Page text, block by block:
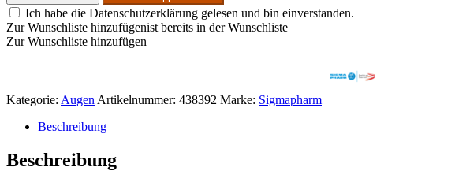
Ich habe die Datenschutzerklärung gelesen und bin einverstanden.
Zur Wunschliste hinzufügenist bereits in der Wunschliste
Zur Wunschliste hinzufügen
Kategorie: Augen Artikelnummer: 438392 Marke: Sigmapharm
Beschreibung
Beschreibung